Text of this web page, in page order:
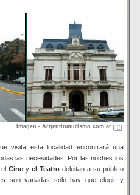
Imagen - Argentinaturismo.com.ar
visita esta localidad encontrará una
las necesidades. Por las noches los
Ciney el Teatrodeleitan a su público
son variadas solo hay que elegir y